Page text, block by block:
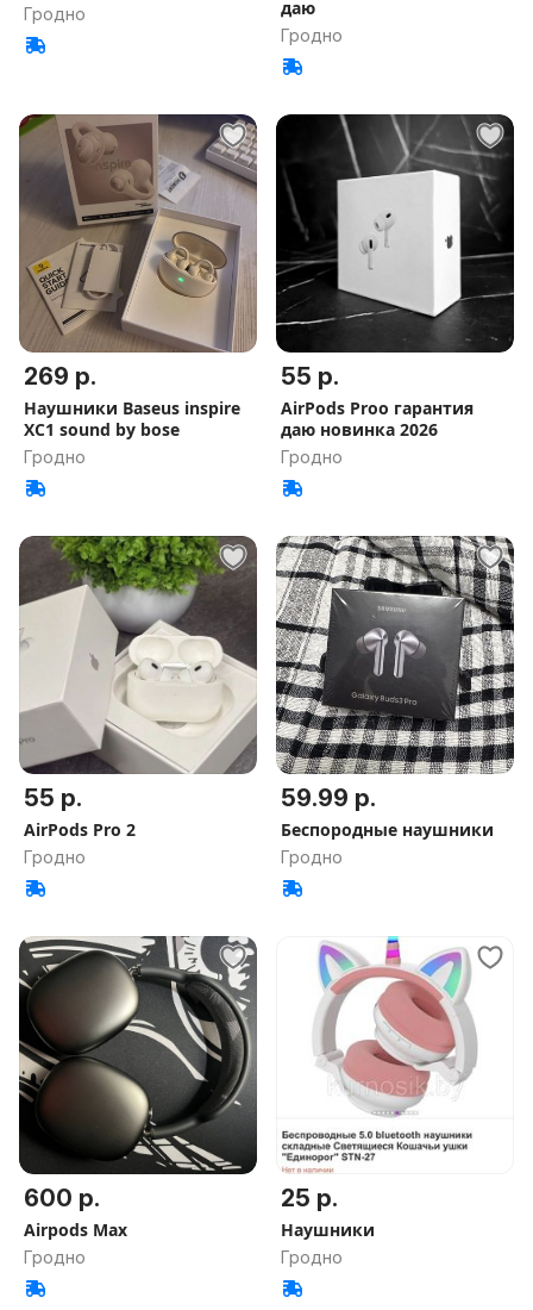
Гродно
даю
Гродно
269 р.
Наушники Baseus inspire
XC1 sound by bose
Гродно
55 р.
AirPods Proo гарантия
даю новинка 2026
Гродно
55 р.
AirPods Pro 2
Гродно
59.99 р.
Беспородные наушники
Гродно
600 р.
Airpods Max
Гродно
25 р.
Наушники
Гродно